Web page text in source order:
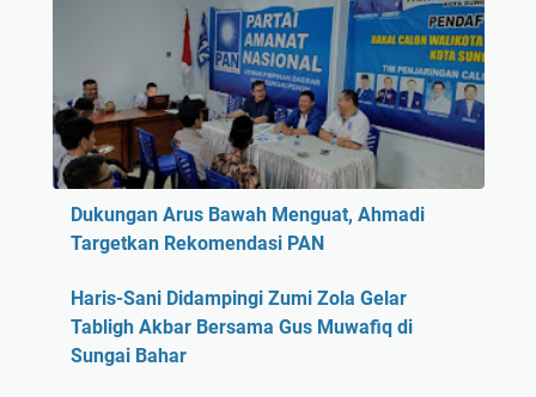
Dukungan Arus Bawah Menguat, Ahmadi
Targetkan Rekomendasi PAN
Haris-Sani Didampingi Zumi Zola Gelar
Tabligh Akbar Bersama Gus Muwafiq di
Sungai Bahar